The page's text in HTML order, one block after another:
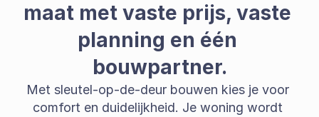
Events
maat met vaste prijs, vaste
planning en één
bouwpartner.
Met sleutel-op-de-deur bouwen kies je voor
comfort en duidelijkheid. Je woning wordt